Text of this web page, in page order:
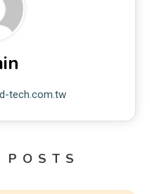
tech.com.tw
POSTS